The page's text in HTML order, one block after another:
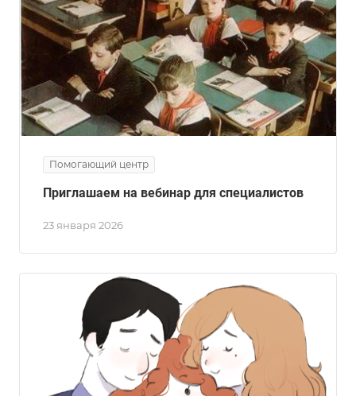
Помогающий центр
23 января 2026
Приглашаем на вебинар для специалистов